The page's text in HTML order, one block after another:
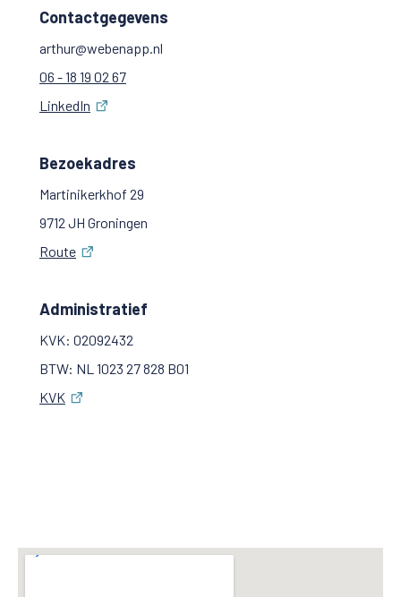
Contactgegevens
arthur@webenapp.nl
06 - 18 19 02 67
LinkedIn
Bezoekadres
Martinikerkhof 29
9712 JH Groningen
Route
Administratief
KVK: 02092432
BTW: NL 1023 27 828 B01
KVK